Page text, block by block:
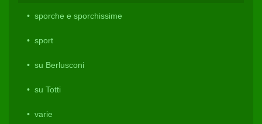
sporche e sporchissime
sport
su Berlusconi
su Totti
varie